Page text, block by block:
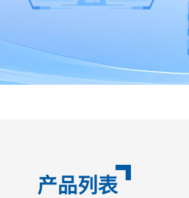
产品列表